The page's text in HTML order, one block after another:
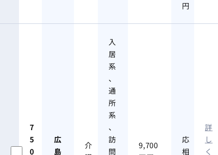
円
7
5
0
広
島
介
入
居
系
、
通
所
系
、
訪
問
9,700
応
相
詳
し
く